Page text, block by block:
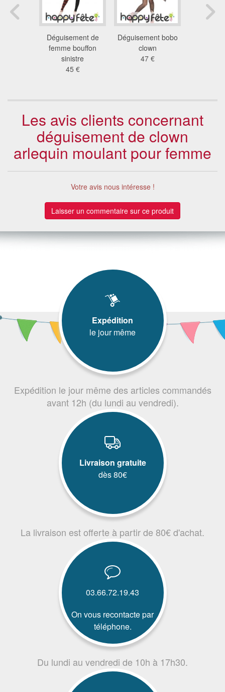
Déguisement de
femme bouffon
sinistre
45 €
Déguisement bobo
clown
47 €
Les avis clients concernant
déguisement de clown
arlequin moulant pour femme
Votre avis nous intéresse !
Laisser un commentaire sur ce produit
Expédition
le jour même
Expédition le jour même des articles commandés
avant 12h (du lundi au vendredi).
Livraison gratuite
dès 80€
La livraison est offerte à partir de 80€ d'achat.
03.66.72.19.43
On vous recontacte par
téléphone.
Du lundi au vendredi de 10h à 17h30.